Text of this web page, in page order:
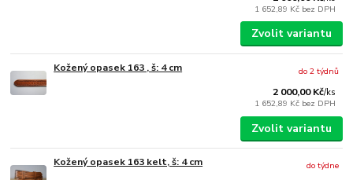
1 652,89 Kč bez DPH
Zvolit variantu
Kožený opasek 163 , š: 4 cm
2 000,00 Kč/ks
1 652,89 Kč bez DPH
do 2 týdnů
Zvolit variantu
Kožený opasek 163 kelt, š: 4 cm
do týdne